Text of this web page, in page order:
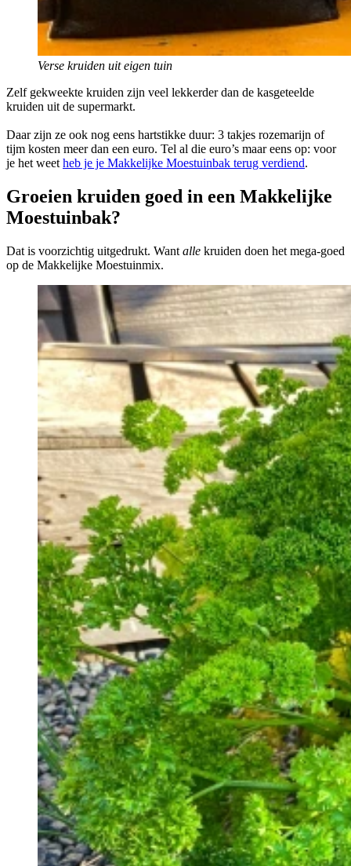
Verse kruiden uit eigen tuin
Zelf gekweekte kruiden zijn veel lekkerder dan de kasgeteelde
kruiden uit de supermarkt.
Daar zijn ze ook nog eens hartstikke duur: 3 takjes rozemarijn of
tijm kosten meer dan een euro. Tel al die euro’s maar eens op: voor
je het weet heb je je Makkelijke Moestuinbak terug verdiend.
Groeien kruiden goed in een Makkelijke
Moestuinbak?
Dat is voorzichtig uitgedrukt. Want alle kruiden doen het mega-goed
op de Makkelijke Moestuinmix.